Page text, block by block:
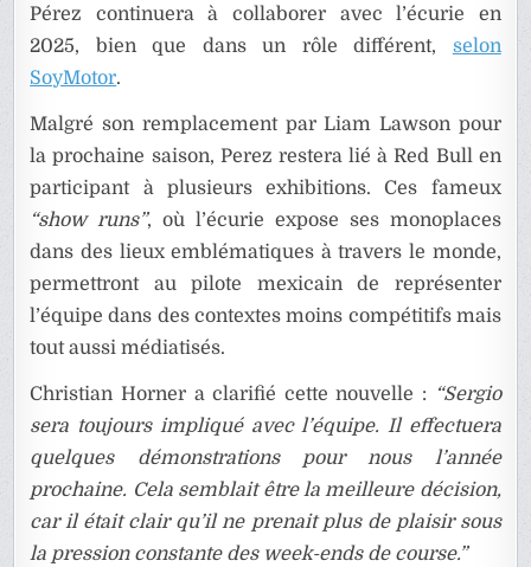
Pérez continuera à collaborer avec l’écurie en
2025, bien que dans un rôle différent, selon
SoyMotor.
Malgré son remplacement par Liam Lawson pour
la prochaine saison, Perez restera lié à Red Bull en
participant à plusieurs exhibitions. Ces fameux
“show runs”, où l’écurie expose ses monoplaces
dans des lieux emblématiques à travers le monde,
permettront au pilote mexicain de représenter
l’équipe dans des contextes moins compétitifs mais
tout aussi médiatisés.
Christian Horner a clarifié cette nouvelle :
“Sergio
sera toujours impliqué avec l’équipe. Il effectuera
quelques démonstrations pour nous l’année
prochaine. Cela semblait être la meilleure décision,
car il était clair qu’il ne prenait plus de plaisir sous
la pression constante des week-ends de course.”